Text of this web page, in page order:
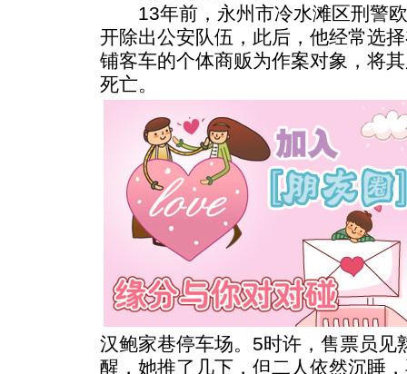
13年前，永州市冷水滩区刑警欧
开除出公安队伍，此后，他经常选
铺客车的个体商贩为作案对象，将
死亡。
汉鲍家巷停车场。5时许，售票员见
醒，她推了几下，但二人依然沉睡